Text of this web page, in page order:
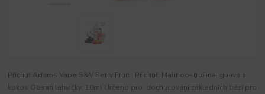
Příchuť Adams Vape S&V Berry Fruit Příchuť: Malinoostružina, guava a
kokos Obsah lahvičky: 10ml Určeno pro: dochucování základních bází pro